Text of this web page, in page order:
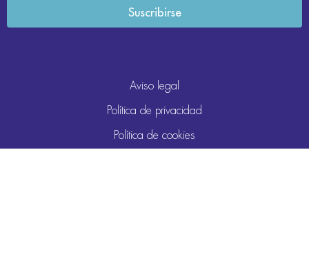
Aviso legal
Política de privacidad
Política de cookies